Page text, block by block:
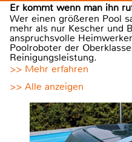
Er kommt wenn man ihn
Wer einen größeren Pool
mehr als nur Kescher und
anspruchsvolle
Poolroboter der
Reinigungsleistung.
>> Mehr erfahren
>> Alle anzeigen